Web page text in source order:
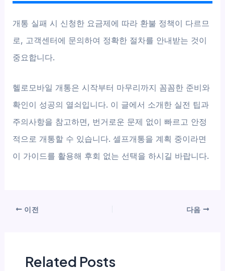
개통 실패 시 신청한 요금제에 따라 환불 정책이 다르므
로, 고객센터에 문의하여 정확한 절차를 안내받는 것이
중요합니다.
헬로모바일 개통은 시작부터 마무리까지 꼼꼼한 준비와
확인이 성공의 열쇠입니다. 이 글에서 소개한 실전 팁과
주의사항을 참고하면, 번거로운 문제 없이 빠르고 안정
적으로 개통할 수 있습니다. 셀프개통을 계획 중이라면
이 가이드를 활용해 후회 없는 선택을 하시길 바랍니다.
이전 다음
Related Posts